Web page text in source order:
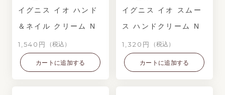
イグニス イオ ハンド
＆ネイル クリーム N
1,540円 （税込）
カートに追加する
イグニス イオ スムー
ス ハンドクリーム N
1,320円 （税込）
カートに追加する